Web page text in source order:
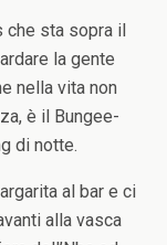
che sta sopra il
la gente
nella vita non
è il Bungee-
di notte.
al bar e ci
alla vasca